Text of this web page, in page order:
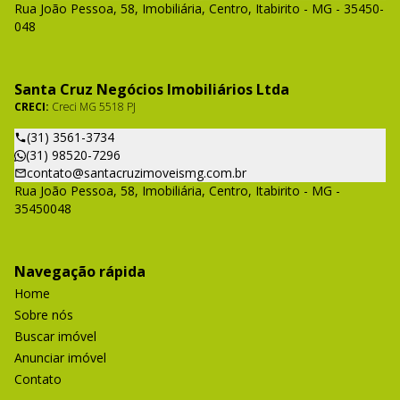
Rua João Pessoa, 58, Imobiliária, Centro, Itabirito - MG - 35450-
048
Santa Cruz Negócios Imobiliários Ltda
CRECI: Creci MG 5518 PJ
(31) 3561-3734
(31) 98520-7296
contato@santacruzimoveismg.com.br
Rua João Pessoa, 58, Imobiliária, Centro, Itabirito - MG -
35450048
Navegação rápida
Home
Sobre nós
Buscar imóvel
Anunciar imóvel
Contato